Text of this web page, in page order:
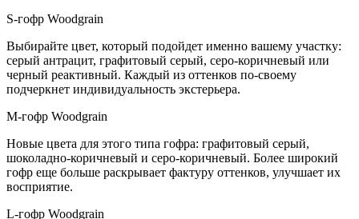
S-гофр Woodgrain
Выбирайте цвет, который подойдет именно вашему участку:
серый антрацит, графитовый серый, серо-коричневый или
черный реактивный. Каждый из оттенков по-своему
подчеркнет индивидуальность экстерьера.
M-гофр Woodgrain
Новые цвета для этого типа гофра: графитовый серый,
шоколадно-коричневый и серо-коричневый. Более широкий
гофр еще больше раскрывает фактуру оттенков, улучшает их
восприятие.
L-гофр Woodgrain